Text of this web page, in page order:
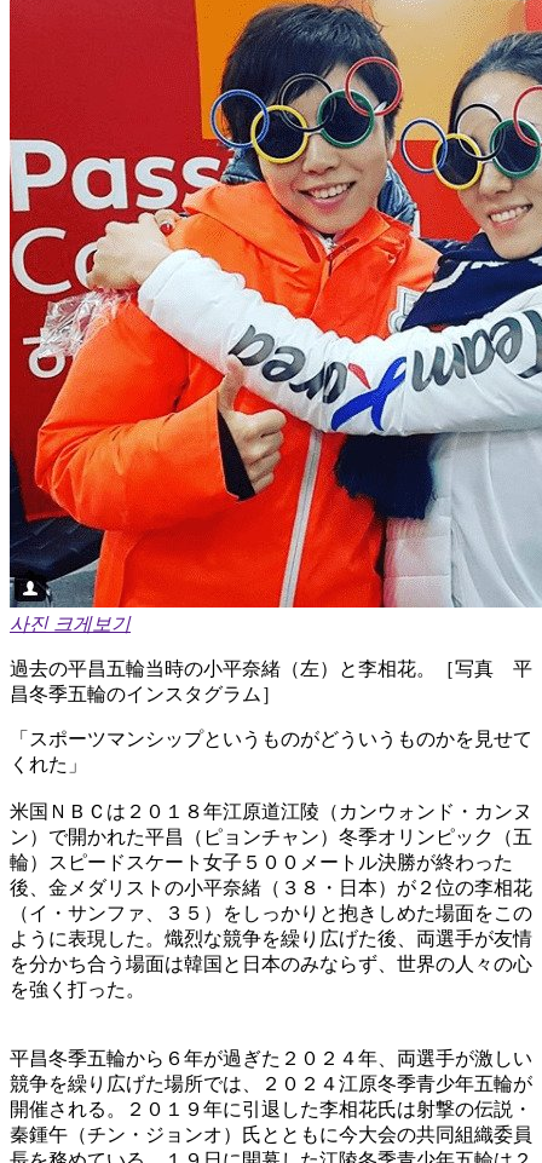
사진 크게보기
過去の平昌五輪当時の小平奈緒（左）と李相花。［写真 平
昌冬季五輪のインスタグラム］
「スポーツマンシップというものがどういうものかを見せて
くれた」
米国ＮＢＣは２０１８年江原道江陵（カンウォンド・カンヌ
ン）で開かれた平昌（ピョンチャン）冬季オリンピック（五
輪）スピードスケート女子５００メートル決勝が終わった
後、金メダリストの小平奈緒（３８・日本）が２位の李相花
（イ・サンファ、３５）をしっかりと抱きしめた場面をこの
ように表現した。熾烈な競争を繰り広げた後、両選手が友情
を分かち合う場面は韓国と日本のみならず、世界の人々の心
を強く打った。
平昌冬季五輪から６年が過ぎた２０２４年、両選手が激しい
競争を繰り広げた場所では、２０２４江原冬季青少年五輪が
開催される。２０１９年に引退した李相花氏は射撃の伝説・
秦鍾午（チン・ジョンオ）氏とともに今大会の共同組織委員